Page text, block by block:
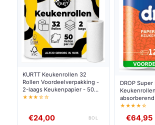
KURTT Keukenrollen 32
Rollen Voordeelverpakking -
2-laags Keukenpapier - 50
Vellen per Rol - Extra Dik -
★★★☆☆
€24,00 BOL
DROP
96 Rollen
★★★★☆
€64,95